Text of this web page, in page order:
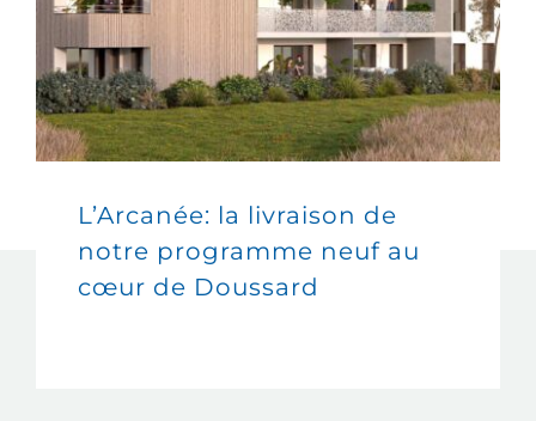
L’Arcanée: la livraison de
notre programme neuf au
cœur de Doussard